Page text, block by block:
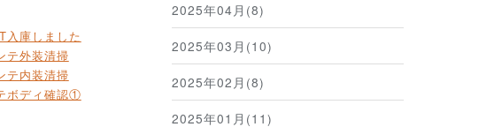
入庫しました
テ外装清掃
テ内装清掃
ボディ確認①
2025年04月(8)
2025年03月(10)
2025年02月(8)
2025年01月(11)